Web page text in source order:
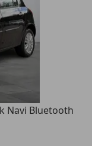
Navi Bluetooth